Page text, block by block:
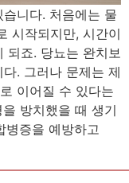
니다. 처음에는 물
시작되지만, 시간이
되죠. 당뇨는 완치보
. 그러나 문제는 제
이어질 수 있다는
방치했을 때 생기
병증을 예방하고